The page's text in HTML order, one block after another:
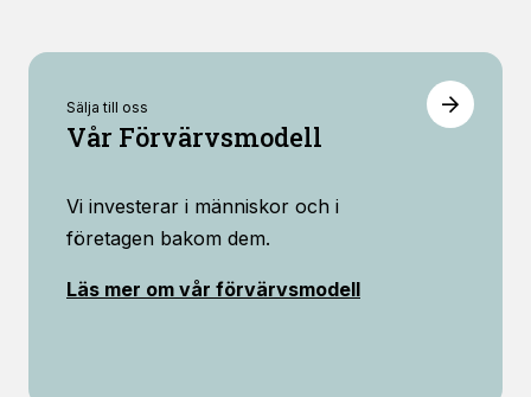
Sälja till oss
Vår Förvärvsmodell
Vi investerar i människor och i
företagen bakom dem.
Läs mer om vår förvärvsmodell
Marknadsföring
med dig av dina
intressen och ditt
beteende när du
chansen att få se